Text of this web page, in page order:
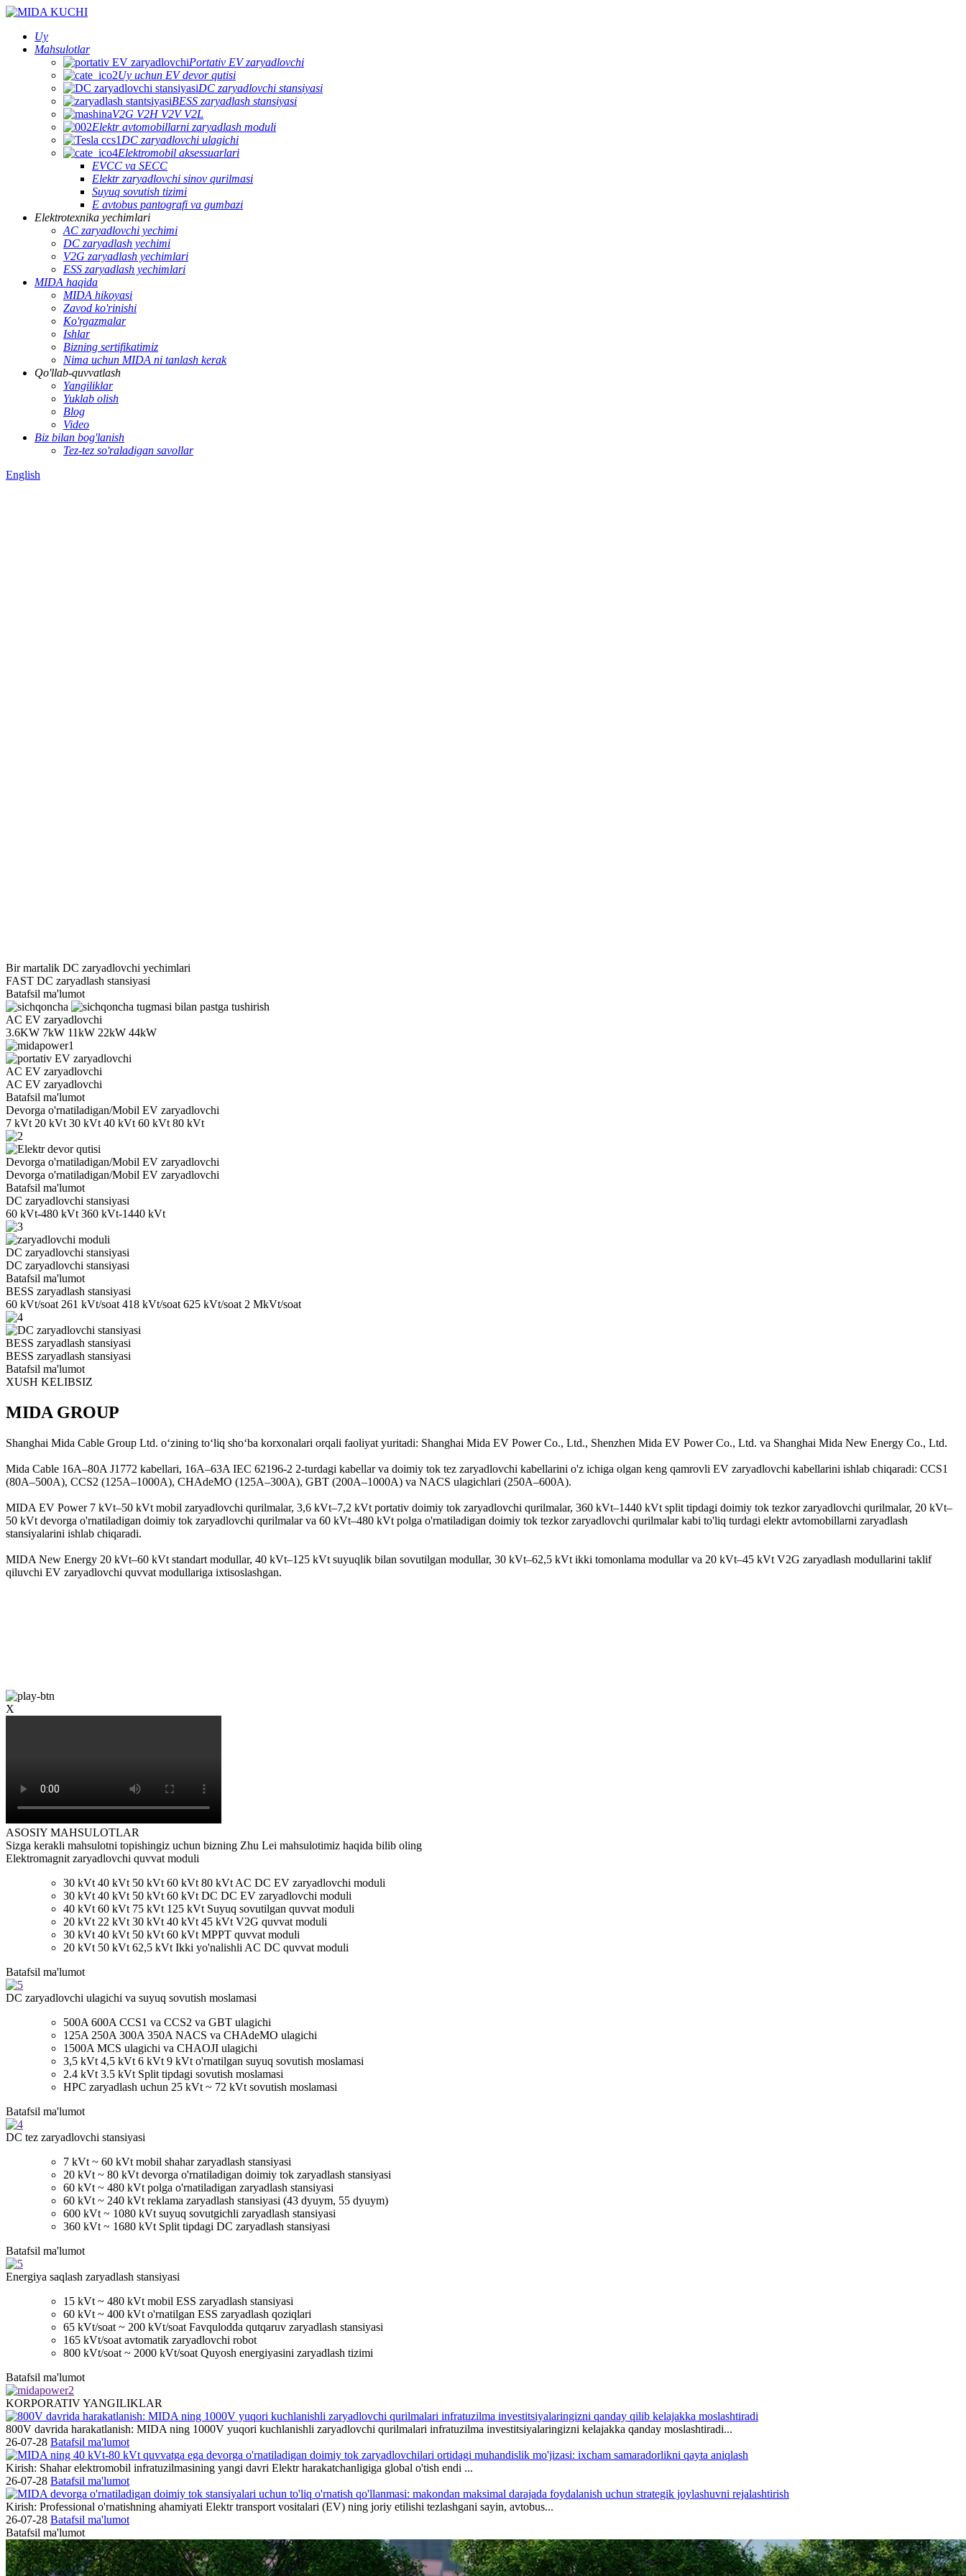
Uy
Mahsulotlar
Portativ EV zaryadlovchi
Uy uchun EV devor qutisi
DC zaryadlovchi stansiyasi
BESS zaryadlash stansiyasi
V2G V2H V2V V2L
Elektr avtomobillarni zaryadlash moduli
DC zaryadlovchi ulagichi
Elektromobil aksessuarlari
EVCC va SECC
Elektr zaryadlovchi sinov qurilmasi
Suyuq sovutish tizimi
E avtobus pantografi va gumbazi
Elektrotexnika yechimlari
AC zaryadlovchi yechimi
DC zaryadlash yechimi
V2G zaryadlash yechimlari
ESS zaryadlash yechimlari
MIDA haqida
MIDA hikoyasi
Zavod ko'rinishi
Ko'rgazmalar
Ishlar
Bizning sertifikatimiz
Nima uchun MIDA ni tanlash kerak
Qo'llab-quvvatlash
Yangiliklar
Yuklab olish
Blog
Video
Biz bilan bog'lanish
Tez-tez so'raladigan savollar
English
Bir martalik DC zaryadlovchi yechimlari
FAST DC zaryadlash stansiyasi
Batafsil ma'lumot
AC EV zaryadlovchi
3.6KW 7kW 11kW 22kW 44kW
AC EV zaryadlovchi
AC EV zaryadlovchi
Batafsil ma'lumot
Devorga o'rnatiladigan/Mobil EV zaryadlovchi
7 kVt 20 kVt 30 kVt 40 kVt 60 kVt 80 kVt
Devorga o'rnatiladigan/Mobil EV zaryadlovchi
Devorga o'rnatiladigan/Mobil EV zaryadlovchi
Batafsil ma'lumot
DC zaryadlovchi stansiyasi
60 kVt-480 kVt 360 kVt-1440 kVt
DC zaryadlovchi stansiyasi
DC zaryadlovchi stansiyasi
Batafsil ma'lumot
BESS zaryadlash stansiyasi
60 kVt/soat 261 kVt/soat 418 kVt/soat 625 kVt/soat 2 MkVt/soat
BESS zaryadlash stansiyasi
BESS zaryadlash stansiyasi
Batafsil ma'lumot
XUSH KELIBSIZ
MIDA GROUP
Shanghai Mida Cable Group Ltd. oʻzining toʻliq shoʻba korxonalari orqali faoliyat yuritadi: Shanghai Mida EV Power Co., Ltd., Shenzhen Mida EV Power Co., Ltd. va Shanghai Mida New Energy Co., Ltd.
Mida Cable 16A–80A J1772 kabellari, 16A–63A IEC 62196-2 2-turdagi kabellar va doimiy tok tez zaryadlovchi kabellarini o'z ichiga olgan keng qamrovli EV zaryadlovchi kabellarini ishlab chiqaradi: CCS1
(80A–500A), CCS2 (125A–1000A), CHAdeMO (125A–300A), GBT (200A–1000A) va NACS ulagichlari (250A–600A).
MIDA EV Power 7 kVt–50 kVt mobil zaryadlovchi qurilmalar, 3,6 kVt–7,2 kVt portativ doimiy tok zaryadlovchi qurilmalar, 360 kVt–1440 kVt split tipdagi doimiy tok tezkor zaryadlovchi qurilmalar, 20 kVt–
50 kVt devorga o'rnatiladigan doimiy tok zaryadlovchi qurilmalar va 60 kVt–480 kVt polga o'rnatiladigan doimiy tok tezkor zaryadlovchi qurilmalar kabi to'liq turdagi elektr avtomobillarni zaryadlash
stansiyalarini ishlab chiqaradi.
MIDA New Energy 20 kVt–60 kVt standart modullar, 40 kVt–125 kVt suyuqlik bilan sovutilgan modullar, 30 kVt–62,5 kVt ikki tomonlama modullar va 20 kVt–45 kVt V2G zaryadlash modullarini taklif
qiluvchi EV zaryadlovchi quvvat modullariga ixtisoslashgan.
X
ASOSIY MAHSULOTLAR
Sizga kerakli mahsulotni topishingiz uchun bizning Zhu Lei mahsulotimiz haqida bilib oling
Elektromagnit zaryadlovchi quvvat moduli
30 kVt 40 kVt 50 kVt 60 kVt 80 kVt AC DC EV zaryadlovchi moduli
30 kVt 40 kVt 50 kVt 60 kVt DC DC EV zaryadlovchi moduli
40 kVt 60 kVt 75 kVt 125 kVt Suyuq sovutilgan quvvat moduli
20 kVt 22 kVt 30 kVt 40 kVt 45 kVt V2G quvvat moduli
30 kVt 40 kVt 50 kVt 60 kVt MPPT quvvat moduli
20 kVt 50 kVt 62,5 kVt Ikki yo'nalishli AC DC quvvat moduli
Batafsil ma'lumot
DC zaryadlovchi ulagichi va suyuq sovutish moslamasi
500A 600A CCS1 va CCS2 va GBT ulagichi
125A 250A 300A 350A NACS va CHAdeMO ulagichi
1500A MCS ulagichi va CHAOJI ulagichi
3,5 kVt 4,5 kVt 6 kVt 9 kVt o'rnatilgan suyuq sovutish moslamasi
2.4 kVt 3.5 kVt Split tipdagi sovutish moslamasi
HPC zaryadlash uchun 25 kVt ~ 72 kVt sovutish moslamasi
Batafsil ma'lumot
DC tez zaryadlovchi stansiyasi
7 kVt ~ 60 kVt mobil shahar zaryadlash stansiyasi
20 kVt ~ 80 kVt devorga o'rnatiladigan doimiy tok zaryadlash stansiyasi
60 kVt ~ 480 kVt polga o'rnatiladigan zaryadlash stansiyasi
60 kVt ~ 240 kVt reklama zaryadlash stansiyasi (43 dyuym, 55 dyuym)
600 kVt ~ 1080 kVt suyuq sovutgichli zaryadlash stansiyasi
360 kVt ~ 1680 kVt Split tipdagi DC zaryadlash stansiyasi
Batafsil ma'lumot
Energiya saqlash zaryadlash stansiyasi
15 kVt ~ 480 kVt mobil ESS zaryadlash stansiyasi
60 kVt ~ 400 kVt o'rnatilgan ESS zaryadlash qoziqlari
65 kVt/soat ~ 200 kVt/soat Favqulodda qutqaruv zaryadlash stansiyasi
165 kVt/soat avtomatik zaryadlovchi robot
800 kVt/soat ~ 2000 kVt/soat Quyosh energiyasini zaryadlash tizimi
Batafsil ma'lumot
KORPORATIV YANGILIKLAR
800V davrida harakatlanish: MIDA ning 1000V yuqori kuchlanishli zaryadlovchi qurilmalari infratuzilma investitsiyalaringizni kelajakka qanday moslashtiradi...
26-07-28 Batafsil ma'lumot
Kirish: Shahar elektromobil infratuzilmasining yangi davri Elektr harakatchanligiga global o'tish endi ...
26-07-28 Batafsil ma'lumot
Kirish: Professional o'rnatishning ahamiyati Elektr transport vositalari (EV) ning joriy etilishi tezlashgani sayin, avtobus...
26-07-28 Batafsil ma'lumot
Batafsil ma'lumot